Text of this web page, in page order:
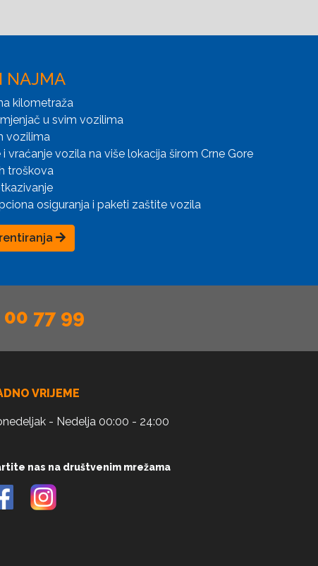
NAJMA
kilometraža
u svim vozilima
vozilima
i vraćanje vozila na više lokacija širom Crne Gore
troškova
osiguranja i paketi zaštite vozila
00 77 99
VRIJEME
- Nedelja 00:00 - 24:00
nas na društvenim mrežama